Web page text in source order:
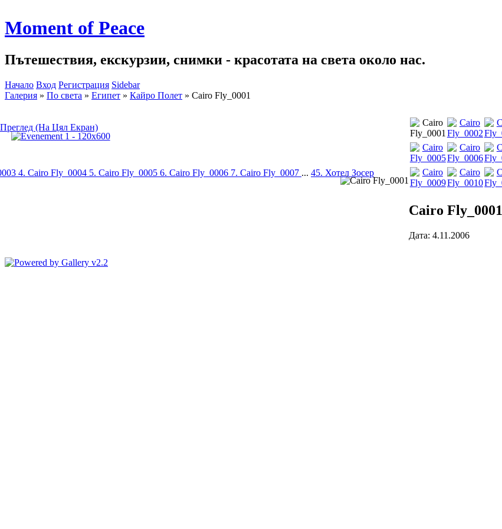
Moment of Peace
Пътешествия, екскурзии, снимки - красотата на света около нас.
Начало Вход Регистрация Sidebar
Галерия » По света » Египет » Кайро Полет » Cairo Fly_0001
Cairo Fly_0001
Дата: 4.11.2006
Преглед (На Цял Екран)
4. Cairo Fly_0004 5. Cairo Fly_0005 6. Cairo Fly_0006 7. Cairo Fly_0007 ... 45. Хотел Зосер